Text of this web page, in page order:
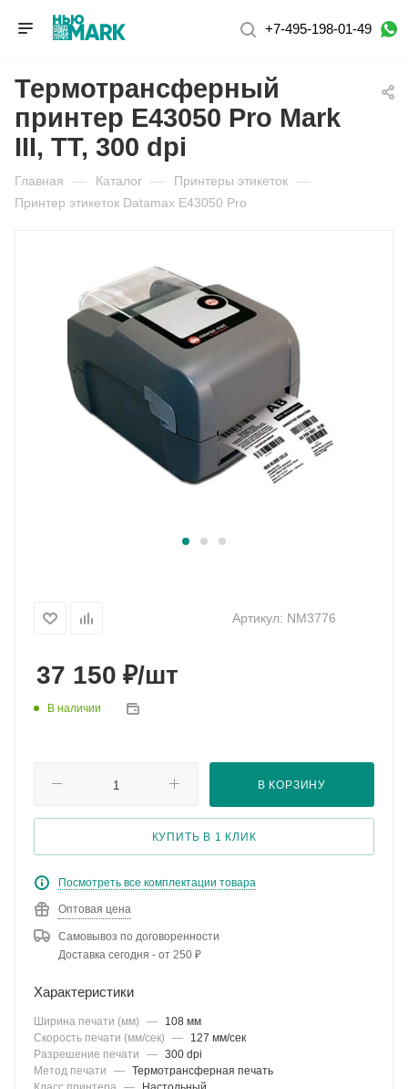
+7-495-198-01-49
Термотрансферный
принтер E43050 Pro Mark
III, TT, 300 dpi
Главная — Каталог — Принтеры этикеток —
Принтер этикеток Datamax E43050 Pro
Артикул: NM3776
37 150 ₽/шт
В наличии
В КОРЗИНУ
КУПИТЬ В 1 КЛИК
Посмотреть все комплектации товара
Оптовая цена
Самовывоз по договоренности
Доставка сегодня - от 250 ₽
Характеристики
Ширина печати (мм) —
108 мм
Скорость печати (мм/сек)
—
127 мм/сек
Разрешение печати
— 300 dpi
Метод печати
— Термотрансферная печать